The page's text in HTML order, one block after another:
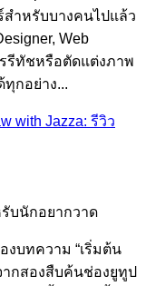
ำหรับบางคนไปแล้ว
Web
รีทัชหรือตัดแต่งภาพ
ทุกอย่าง...
with Jazza: รีวิว
รับนักอยากวาด
งบทความ “เริ่มต้น
ากสองสืบค้นช่องยูทูป